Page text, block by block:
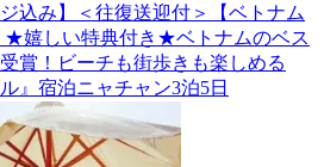
込み】＜往復送迎付＞【ベトナム
★嬉しい特典付き★ベトナムのベス
賞！ビーチも街歩きも楽しめる
』宿泊ニャチャン3泊5日